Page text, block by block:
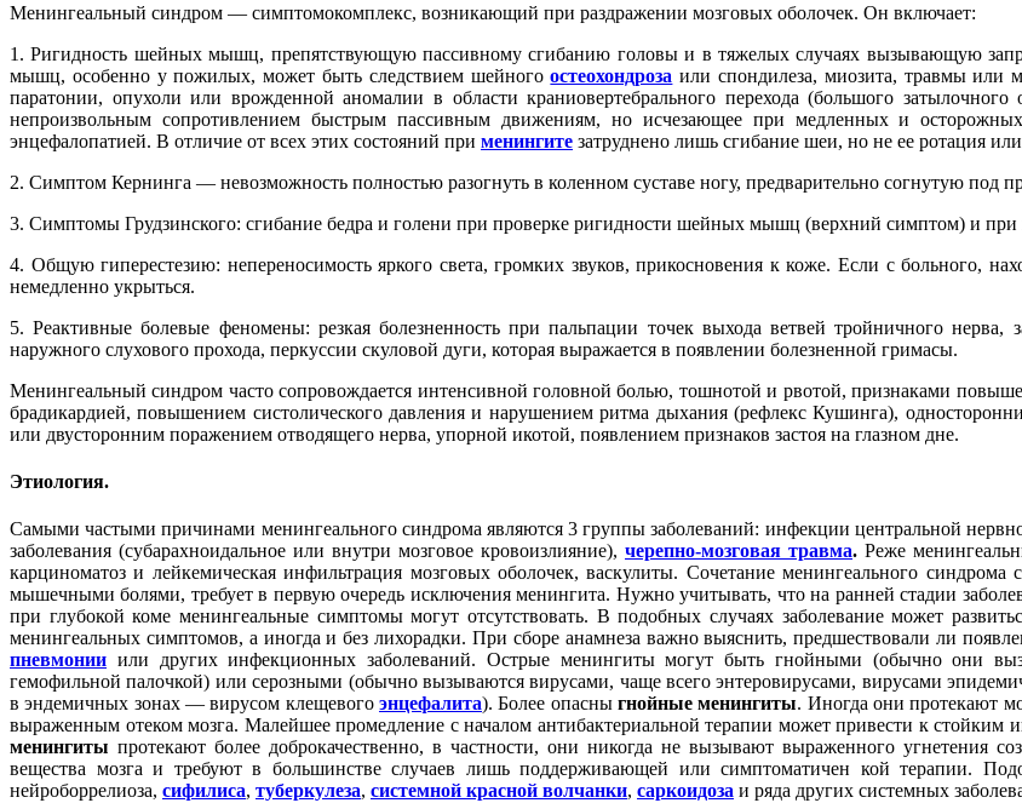
Менингеальный синдром — симптомокомплекс, возникающий при раздражении мозговых оболочек. Он включает:
1. Ригидность шейных мышц, препятствующую пассивному сгибанию головы и в тяжелых случаях вызывающую
мышц, особенно у пожилых, может быть следствием шейногоостеохондроза или спондилеза, миозита, травмы или
паратонии, опухоли или врожденной аномалии в области краниовертебрального перехода (большого
непроизвольным сопротивлением быстрым пассивным движениям, но исчезающее при медленных и
энцефалопатией. В отличие от всех этих состояний при менингите затруднено лишь сгибание шеи, но не ее ротация
2. Симптом Кернинга — невозможность полностью разогнуть в коленном суставе ногу, предварительно согнутую
3. Симптомы Грудзинского: сгибание бедра и голени при проверке ригидности шейных мышц (верхний симптом) и
4. Общую гиперестезию: непереносимость яркого света, громких звуков, прикосновения к коже. Если с больного,
немедленно укрыться.
5. Реактивные болевые феномены: резкая болезненность при пальпации точек выхода ветвей тройничного
наружного слухового прохода, перкуссии скуловой дуги, которая выражается в появлении болезненной гримасы.
Менингеальный синдром часто сопровождается интенсивной головной болью, тошнотой и рвотой, признаками
брадикардией, повышением систолического давления и нарушением ритма дыхания (рефлекс Кушинга),
или двусторонним поражением отводящего нерва, упорной икотой, появлением признаков застоя на глазном дне.
Этиология.
Самыми частыми причинами менингеального синдрома являются 3 группы заболеваний: инфекции центральной
заболевания (субарахноидальное или внутри мозговое кровоизлияние), черепно-мозговая травма. Реже
карциноматоз и лейкемическая инфильтрация мозговых оболочек, васкулиты. Сочетание менингеального
мышечными болями, требует в первую очередь исключения менингита. Нужно учитывать, что на ранней стадии
при глубокой коме менингеальные симптомы могут отсутствовать. В подобных случаях заболевание может
менингеальных симптомов, а иногда и без лихорадки. При сборе анамнеза важно выяснить, предшествовали ли
пневмонии или других инфекционных заболеваний. Острые менингиты могут быть гнойными (обычно они
гемофильной палочкой) или серозными (обычно вызываются вирусами, чаще всего энтеровирусами, вирусами
в эндемичных зонах — вирусом клещевого энцефалита). Более опасныгнойные менингиты. Иногда они протекают
выраженным отеком мозга. Малейшее промедление с началом антибактериальной терапии может привести к
менингиты протекают более доброкачественно, в частности, они никогда не вызывают выраженного угнетения
вещества мозга и требуют в большинстве случаев лишь поддерживающей или симптоматичен кой терапии.
нейроборрелиоза, сифилиса, туберкулеза, системной красной волчанки, саркоидоза и ряда других системных